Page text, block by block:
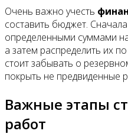
Очень важно учесть
составить бюджет.
определенными суммами
а затем распределить их
стоит забывать о
покрыть не предвиденные
Важные этапы
работ